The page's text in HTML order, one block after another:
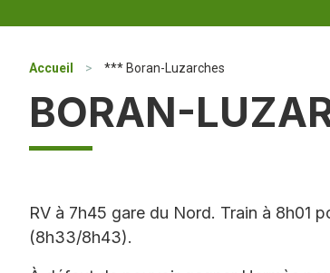
Accueil > *** Boran-Luzarches
BORAN-
RV à 7h45 gare du Nord. Train à 8h01
(8h33/8h43).